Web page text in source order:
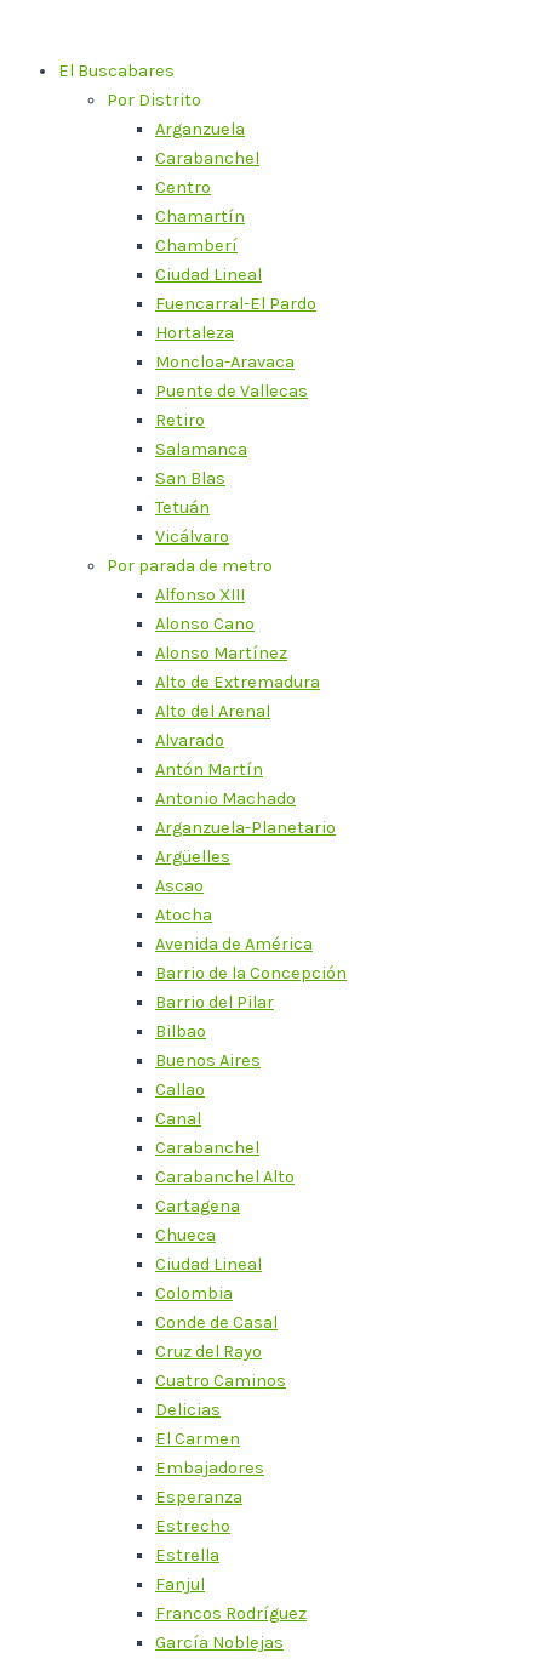
contenidoEl Buscabares
Por Distrito
Arganzuela
Carabanchel
Centro
Chamartín
Chamberí
Ciudad Lineal
Fuencarral-El Pardo
Hortaleza
Moncloa-Aravaca
Puente de Vallecas
Retiro
Salamanca
San Blas
Tetuán
Vicálvaro
Por parada de metro
Alfonso XIII
Alonso Cano
Alonso Martínez
Alto de Extremadura
Alto del Arenal
Alvarado
Antón Martín
Antonio Machado
Arganzuela-Planetario
Argüelles
Ascao
Atocha
Avenida de América
Barrio de la Concepción
Barrio del Pilar
Bilbao
Buenos Aires
Callao
Canal
Carabanchel
Carabanchel Alto
Cartagena
Chueca
Ciudad Lineal
Colombia
Conde de Casal
Cruz del Rayo
Cuatro Caminos
Delicias
El Carmen
Embajadores
Esperanza
Estrecho
Estrella
Fanjul
Francos Rodríguez
García Noblejas